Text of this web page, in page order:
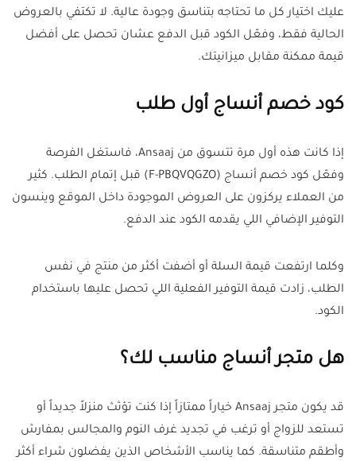
عليك اختيار كل ما تحتاجه بتناسق وجودة عالية. لا تكتفي بالعروض
الحالية فقط، وفعّل الكود قبل الدفع عشان تحصل على أفضل
قيمة ممكنة مقابل ميزانيتك.
كود خصم أنساج أول طلب
إذا كانت هذه أول مرة تتسوق من Ansaaj، فاستغل الفرصة
وفعّل كود خصم أنساج (F-PBQVQGZO) قبل إتمام الطلب. كثير
من العملاء يركزون على العروض الموجودة داخل الموقع وينسون
التوفير الإضافي اللي يقدمه الكود عند الدفع.
وكلما ارتفعت قيمة السلة أو أضفت أكثر من منتج في نفس
الطلب، زادت قيمة التوفير الفعلية اللي تحصل عليها باستخدام
الكود.
هل متجر أنساج مناسب لك؟
قد يكون متجر Ansaaj خياراً ممتازاً إذا كنت تؤثث منزلاً جديداً أو
تستعد للزواج أو ترغب في تجديد غرف النوم والمجالس بمفارش
وأطقم متناسقة. كما يناسب الأشخاص الذين يفضلون شراء أكثر